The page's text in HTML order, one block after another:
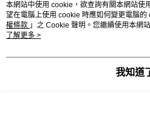
熱門標籤
本網站中使用 cookie，欲查詢有關本網站使
望在電腦上使用 cookie 時應如何變更電腦的
權條款 」之 Cookie 聲明。您繼續使用本網
用條款之 Cookie 聲明使用 cookie。
了解更多 >
我知道